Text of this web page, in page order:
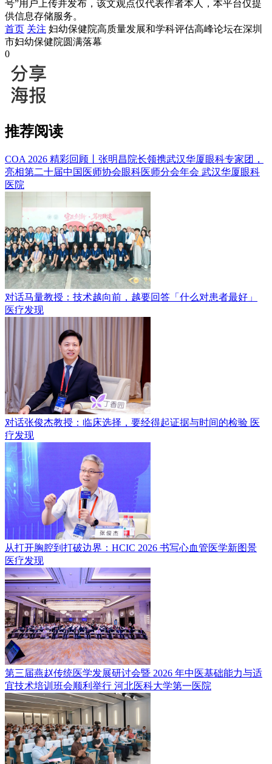
号”用户上传并发布，该文观点仅代表作者本人，本平台仅提
供信息存储服务。
首页 关注 妇幼保健院高质量发展和学科评估高峰论坛在深圳
市妇幼保健院圆满落幕
0
推荐阅读
COA 2026 精彩回顾丨张明昌院长领携武汉华厦眼科专家团，
亮相第二十届中国医师协会眼科医师分会年会 武汉华厦眼科
医院
对话马量教授：技术越向前，越要回答「什么对患者最好」
医疗发现
对话张俊杰教授：临床选择，要经得起证据与时间的检验 医
疗发现
从打开胸腔到打破边界：HCIC 2026 书写心血管医学新图景
医疗发现
第三届燕赵传统医学发展研讨会暨 2026 年中医基础能力与适
宜技术培训班会顺利举行 河北医科大学第一医院